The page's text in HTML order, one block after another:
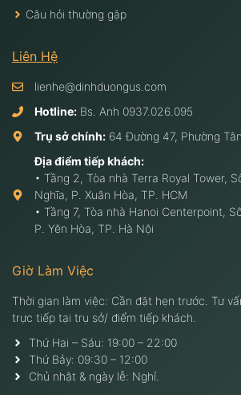
Câu hỏi thường gặp
Liên Hệ
lienhe@dinhduongus.com
Hotline: Bs. Anh 0937.026.095
Trụ sở chính: 64 Đường 47, Phường
Địa điểm tiếp khách:
• Tầng 2, Tòa nhà Terra Royal Tower,
Nghĩa, P. Xuân Hòa, TP. HCM
• Tầng 7, Tòa nhà Hanoi Centerpoint,
P. Yên Hòa, TP. Hà Nội
Giờ Làm Việc
Thời gian làm việc: Cần đặt hẹn trước. Tư
trực tiếp tại trụ sở/ điểm tiếp khách.
Thứ Hai – Sáu: 19:00 – 22:00
Thứ Bảy: 09:30 – 12:00
Chủ nhật & ngày lễ: Nghỉ.